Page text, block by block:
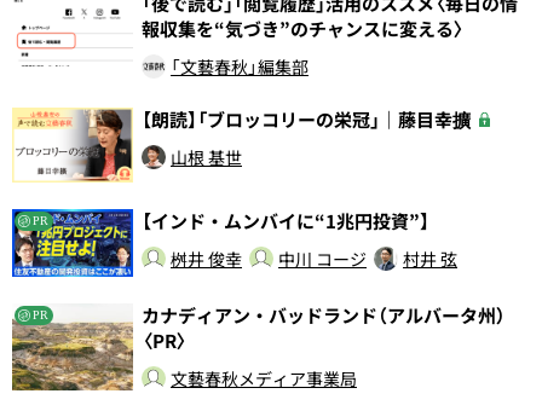
報収集を“気づき”のチャンスに変える〉
「文藝春秋」編集部
【朗読】「ブロッコリーの栄冠」｜藤目幸擴
山根 基世
PR 【インド・ムンバイに“1兆円投資”】
桝井 俊幸 中川 コージ 村井 弦
PR
カナディアン・バッドランド（アルバータ州）
〈PR〉
文藝春秋メディア事業局